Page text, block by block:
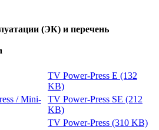
TV Power-Press E (132
KB)
/ Mini-
TV Power-Press SE (212
KB)
TV Power-Press (310 KB)